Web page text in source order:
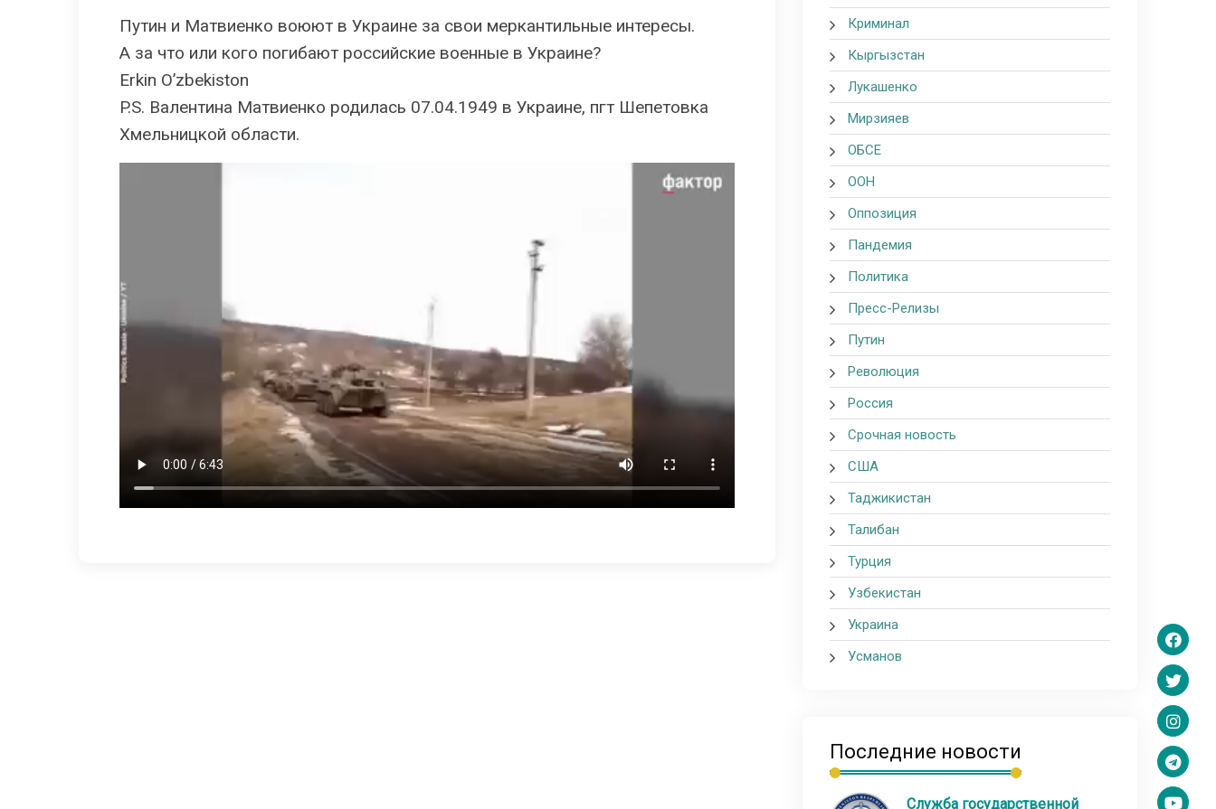
Путин и Матвиенко воюют в Украине за свои меркантильные интересы.
А за что или кого погибают российские военные в Украине?
Erkin O’zbekiston
P.S. Валентина Матвиенко pодилась 07.04.1949 в Украине, пгт Шепетовка
Хмельницкой области.
Криминал
Кыргызстан
Лукашенко
Мирзияев
ОБСЕ
ООН
Оппозиция
Пандемия
Политика
Пресс-Релизы
Путин
Революция
Россия
Срочная новость
США
Таджикистан
Талибан
Турция
Узбекистан
Украина
Усманов
Последние новости
Служба государственной